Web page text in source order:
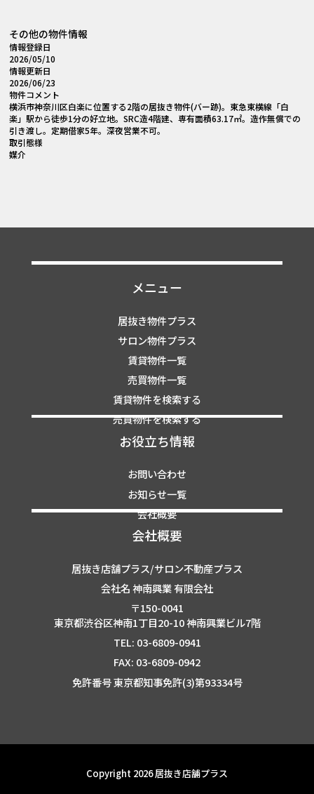
その他の物件情報
情報登録日
2026/05/10
情報更新日
2026/06/23
物件コメント
横浜市神奈川区白楽に位置する2階の居抜き物件(バー跡)。東急東横線「白
楽」駅から徒歩1分の好立地。SRC造4階建、専有面積63.17㎡。造作無償での
引き渡し。定期借家5年。深夜営業不可。
取引態様
媒介
メニュー
居抜き物件プラス
サロン物件プラス
賃貸物件一覧
売買物件一覧
賃貸物件を検索する
売買物件を検索する
お役立ち情報
お問い合わせ
お知らせ一覧
会社概要
会社概要
居抜き店舗プラス/サロン不動産プラス
会社名 神南興業 有限会社
〒150-0041
東京都渋谷区神南1丁目20-10 神南興業ビル7階
TEL: 03-6809-0941
FAX: 03-6809-0942
免許番号 東京都知事免許(3)第93334号
Copyright 2026 居抜き店舗プラス